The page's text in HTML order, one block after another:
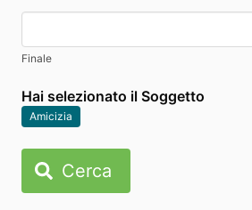
Finale
Hai selezionato il Soggetto
Amicizia
Cerca